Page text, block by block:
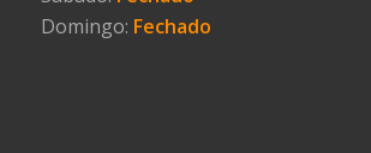
Domingo: Fechado